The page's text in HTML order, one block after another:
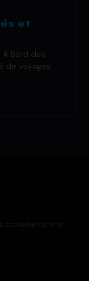
et
À Bord des
de voyages
croisière de vos